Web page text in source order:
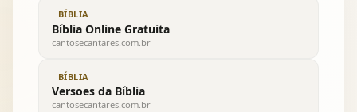
BÍBLIA
Bíblia Online Gratuita
cantosecantares.com.br
BÍBLIA
Versoes da Bíblia
cantosecantares.com.br